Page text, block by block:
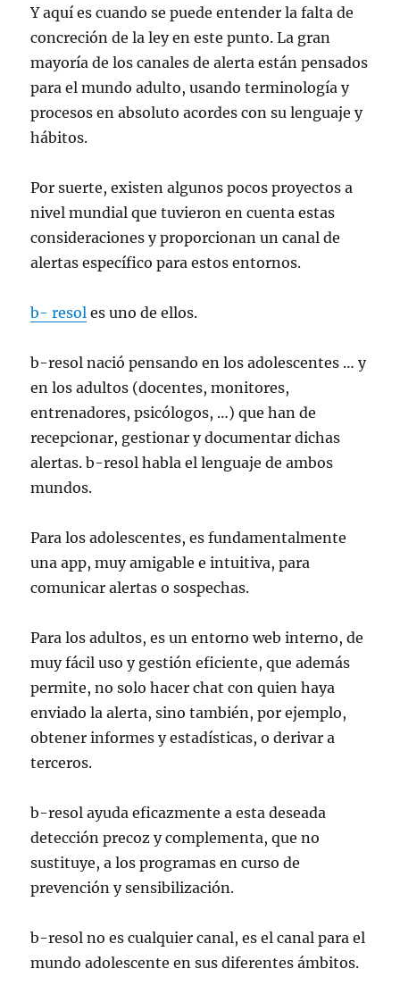
Y aquí es cuando se puede entender la falta de
concreción de la ley en este punto. La gran
mayoría de los canales de alerta están pensados
para el mundo adulto, usando terminología y
procesos en absoluto acordes con su lenguaje y
hábitos.
Por suerte, existen algunos pocos proyectos a
nivel mundial que tuvieron en cuenta estas
consideraciones y proporcionan un canal de
alertas específico para estos entornos.
b- resol es uno de ellos.
b-resol nació pensando en los adolescentes … y
en los adultos (docentes, monitores,
entrenadores, psicólogos, …) que han de
recepcionar, gestionar y documentar dichas
alertas. b-resol habla el lenguaje de ambos
mundos.
Para los adolescentes, es fundamentalmente
una app, muy amigable e intuitiva, para
comunicar alertas o sospechas.
Para los adultos, es un entorno web interno, de
muy fácil uso y gestión eficiente, que además
permite, no solo hacer chat con quien haya
enviado la alerta, sino también, por ejemplo,
obtener informes y estadísticas, o derivar a
terceros.
b-resol ayuda eficazmente a esta deseada
detección precoz y complementa, que no
sustituye, a los programas en curso de
prevención y sensibilización.
b-resol no es cualquier canal, es el canal para el
mundo adolescente en sus diferentes ámbitos.